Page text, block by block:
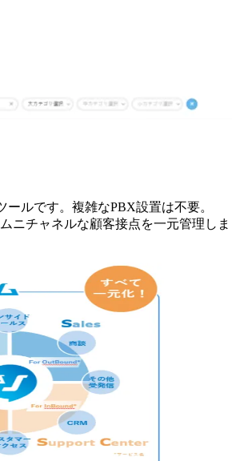
ルです。複雑なPBX設置は不要。
ニチャネルな顧客接点を一元管理しま